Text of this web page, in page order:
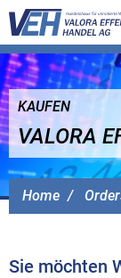
Home
KAUFEN
VALORA
Sie möchten